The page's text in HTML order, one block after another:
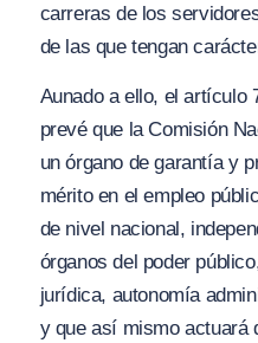
carreras de los
de las que tengan
Aunado a ello, el artículo
prevé que la Comisión
un órgano de garantía y
mérito en el empleo
de nivel nacional,
órganos del poder
jurídica, autonomía
y que así mismo actuará